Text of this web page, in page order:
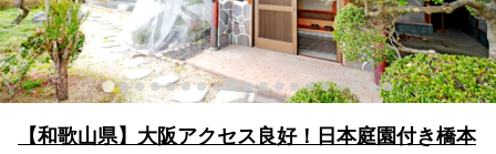
【和歌山県】大阪アクセス良好！日本庭園付き橋本